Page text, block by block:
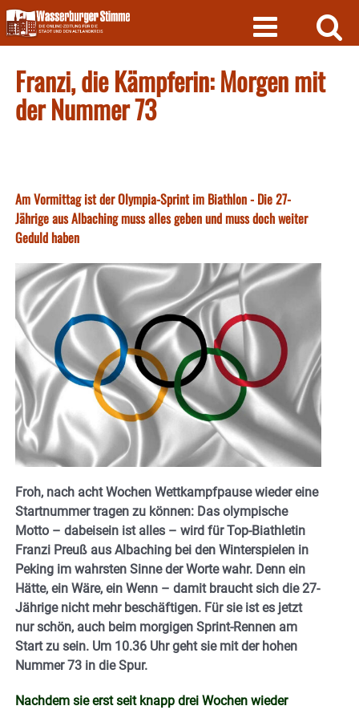
Skip
to
content
Franzi, die Kämpferin: Morgen mit
der Nummer 73
Am Vormittag ist der Olympia-Sprint im Biathlon - Die 27-
Jährige aus Albaching muss alles geben und muss doch weiter
Geduld haben
Froh, nach acht Wochen Wettkampfpause wieder eine
Startnummer tragen zu können: Das olympische
Motto – dabeisein ist alles – wird für Top-Biathletin
Franzi Preuß aus Albaching bei den Winterspielen in
Peking im wahrsten Sinne der Worte wahr. Denn ein
Hätte, ein Wäre, ein Wenn – damit braucht sich die 27-
Jährige nicht mehr beschäftigen. Für sie ist es jetzt
nur schön, auch beim morgigen Sprint-Rennen am
Start zu sein. Um 10.36 Uhr geht sie mit der hohen
Nummer 73 in die Spur.
Nachdem sie erst seit knapp drei Wochen wieder